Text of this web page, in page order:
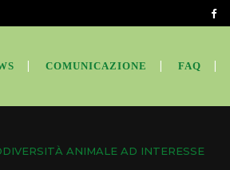
COMUNICAZIONE FAQ
ANIMALE AD INTERESSE